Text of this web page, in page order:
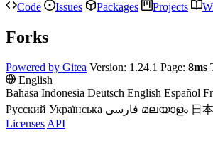
Code
Issues Packages Projects
Forks
Powered by Gitea Version: 1.24.1 Page: 8ms
English
Bahasa Indonesia Deutsch English Español
Русский Українська فارسی മലയാളം 日
Licenses API